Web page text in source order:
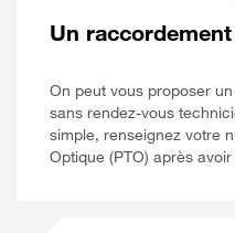
Un
On peut vous proposer
sans rendez-vous
simple, renseignez votre
Optique (PTO) après